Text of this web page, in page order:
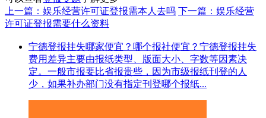
上一篇：娱乐经营许可证登报需本人去吗 下一篇：娱乐经营
许可证登报需要什么资料
宁德登报挂失哪家便宜？哪个报社便宜？宁德登报挂失
费用差异主要由报纸类型、版面大小、字数等因素决
定。一般市报要比省报贵些，因为市级报纸刊登的人
少，如果补办部门没有指定刊登哪个报纸...